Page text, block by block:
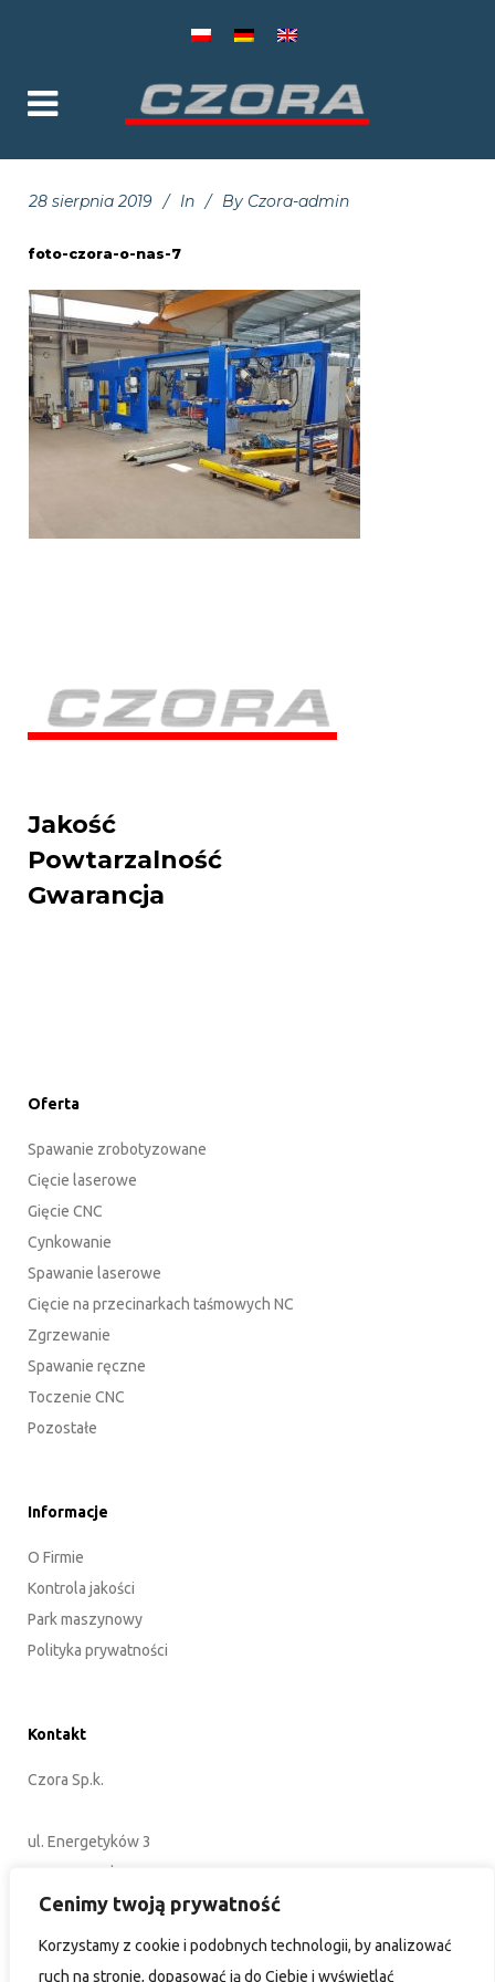
Cenimy twoją prywatność
Korzystamy z cookie i podobnych technologii, by analizować
ruch na stronie, dopasować ją do Ciebie i wyświetlać
28 sierpnia 2019 In By Czora-admin
foto-czora-o-nas-7
Jakość
Powtarzalność
Gwarancja
Oferta
Spawanie zrobotyzowane
Cięcie laserowe
Gięcie CNC
Cynkowanie
Spawanie laserowe
Cięcie na przecinarkach taśmowych NC
Zgrzewanie
Spawanie ręczne
Toczenie CNC
Pozostałe
Informacje
O Firmie
Kontrola jakości
Park maszynowy
Polityka prywatności
Kontakt
Czora Sp.k.
ul. Energetyków 3
45-920 Opole
POLSKA
+48 77 402 35 76